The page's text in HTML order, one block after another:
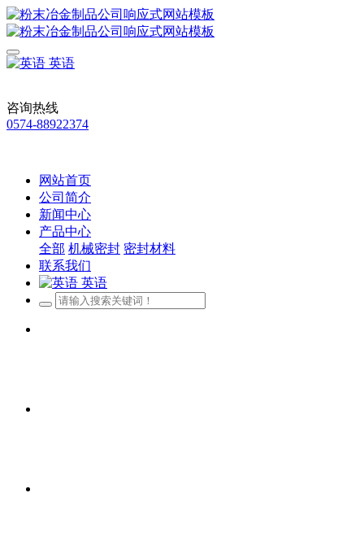
英语
咨询热线
0574-88922374
网站首页
公司简介
新闻中心
产品中心
全部 机械密封 密封材料
联系我们
英语